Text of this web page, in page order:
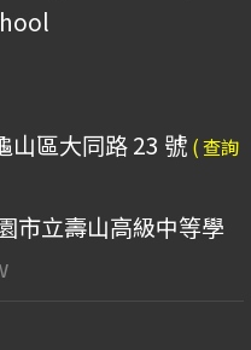
山區大同路 23 號 ( 查詢
市立壽山高級中等學